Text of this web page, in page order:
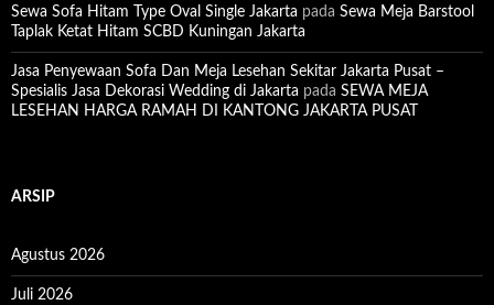
Sewa Sofa Hitam Type Oval Single Jakarta pada Sewa Meja Barstool
Taplak Ketat Hitam SCBD Kuningan Jakarta
Jasa Penyewaan Sofa Dan Meja Lesehan Sekitar Jakarta Pusat –
Spesialis Jasa Dekorasi Wedding di Jakarta pada SEWA MEJA
LESEHAN HARGA RAMAH DI KANTONG JAKARTA PUSAT
ARSIP
Agustus 2026
Juli 2026